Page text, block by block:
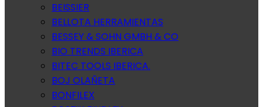
BEISSIER
BELLOTA HERRAMIENTAS
BESSEY & SOHN GMBH & CO
BIO TRENDS IBERICA
BITEC TOOLS IBERICA.
BOJ OLAÑETA
BONFILEX